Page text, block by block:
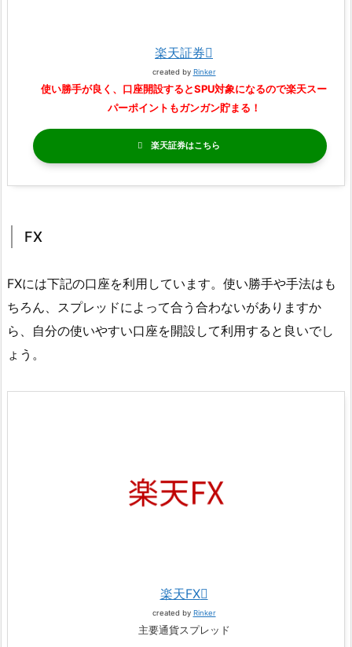
楽天証券
created by Rinker
使い勝手が良く、口座開設するとSPU対象になるので楽天スー
パーポイントもガンガン貯まる！
楽天証券
FX
FXには下記の口座を利用しています。使い勝手や手法はも
ちろん、スプレッドによって合う合わないがありますか
ら、自分の使いやすい口座を開設して利用すると良いでし
ょう。
楽天FX
created by Rinker
主要通貨スプレッド